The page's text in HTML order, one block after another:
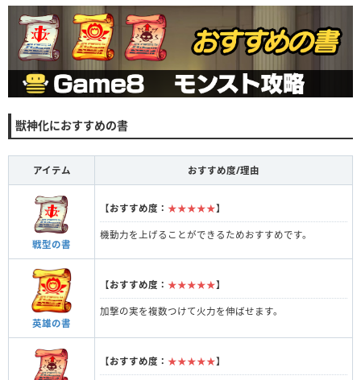
獣神化におすすめの書
アイテム おすすめ度/理由
戦型の書
【おすすめ度： ★★★★★】
機動力を上げることができるためおすすめです。
英雄の書
【おすすめ度： ★★★★★】
加撃の実を複数つけて火力を伸ばせます。
【おすすめ度： ★★★★★】